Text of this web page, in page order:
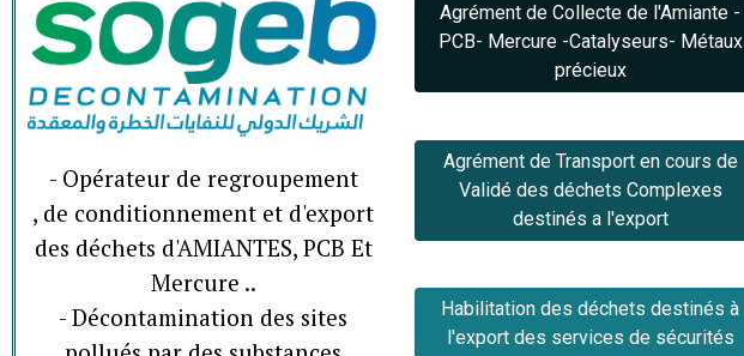
- Opérateur de regroupement
, de conditionnement et d'export
des déchets d'AMIANTES, PCB Et
Mercure ..
- Décontamination des sites
Agrément de Collecte de l'Amiante -
PCB- Mercure -Catalyseurs- Métaux
précieux
Agrément de Transport en cours de
Validé des déchets Complexes
destinés a l'export
Habilitation des déchets destinés à
l'export des services de sécurités